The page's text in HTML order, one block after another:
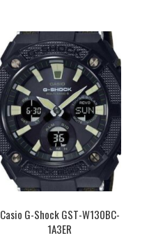
Casio G-Shock GST-W130BC-
1A3ER